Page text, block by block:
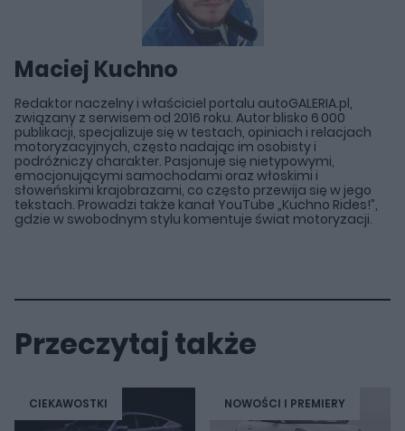
Maciej Kuchno
Redaktor naczelny i właściciel portalu autoGALERIA.pl,
związany z serwisem od 2016 roku. Autor blisko 6 000
publikacji, specjalizuje się w testach, opiniach i relacjach
motoryzacyjnych, często nadając im osobisty i
podróżniczy charakter. Pasjonuje się nietypowymi,
emocjonującymi samochodami oraz włoskimi i
słoweńskimi krajobrazami, co często przewija się w jego
tekstach. Prowadzi także kanał YouTube „Kuchno Rides!”,
gdzie w swobodnym stylu komentuje świat motoryzacji.
Przeczytaj także
CIEKAWOSTKI NOWOŚCI I PREMIERY